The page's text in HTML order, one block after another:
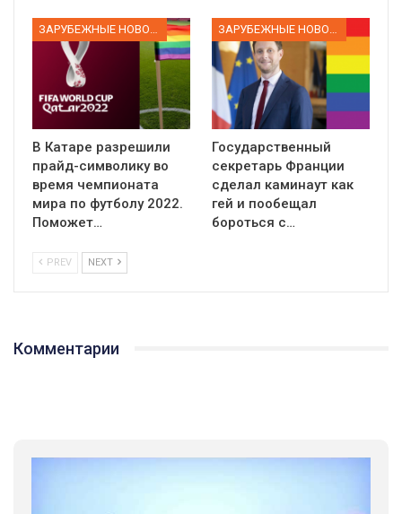
ЗАРУБЕЖНЫЕ НОВОСТИ
В Катаре разрешили
прайд-символику во
время чемпионата
мира по футболу 2022.
Поможет…
ЗАРУБЕЖНЫЕ НОВОСТИ
Государственный
секретарь Франции
сделал каминаут как
гей и пообещал
бороться с…
PREV NEXT
Комментарии